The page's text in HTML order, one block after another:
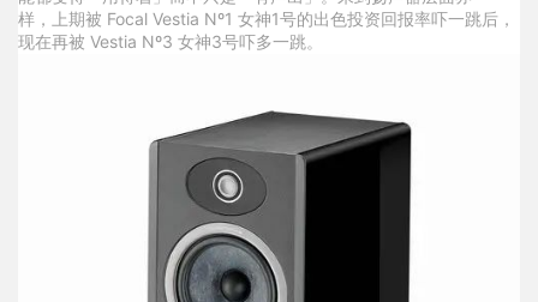
样，上期被 Focal Vestia Nº1 女神1号的出色投资回报率吓一跳后，
现在再被 Vestia Nº3 女神3号吓多一跳。